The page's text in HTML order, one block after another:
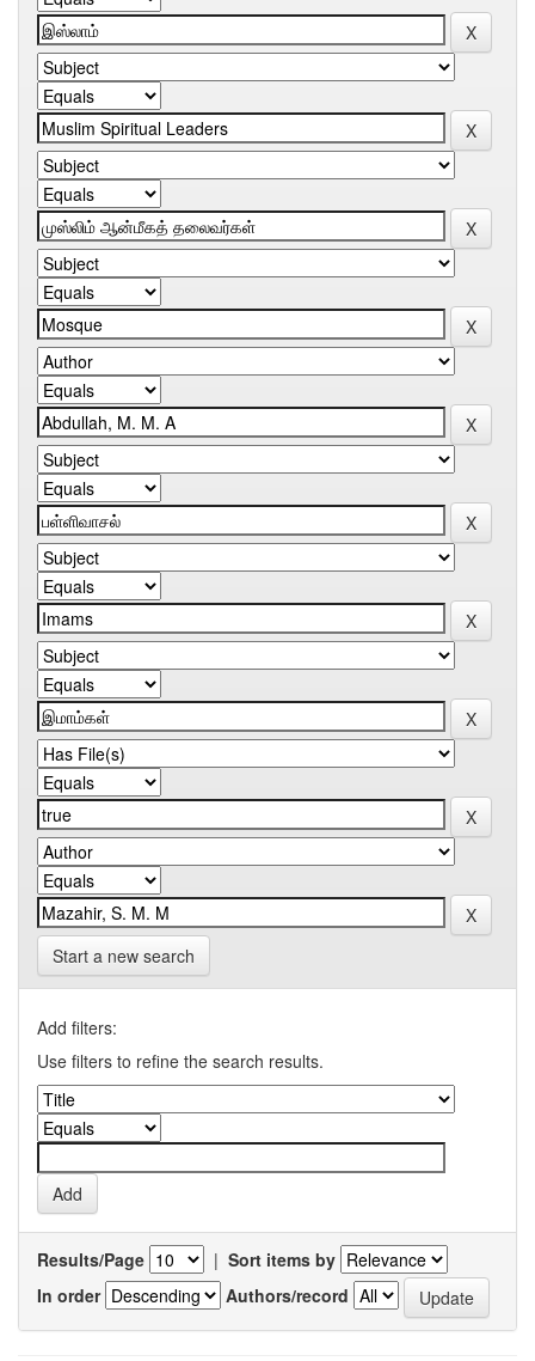
Start a new search
Add filters:
Use filters to refine the search results.
Results/Page | Sort items by
In order
Authors/record